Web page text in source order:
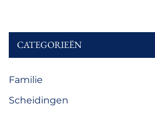
CATEGORIEËN
Familie
Scheidingen